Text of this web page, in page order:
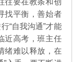
往要在教条和创
找平衡，善始者
“自我沟通”才能
近高考，班主任
绪难以释放，在